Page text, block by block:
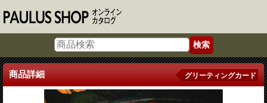
商品詳細 グリーティングカード